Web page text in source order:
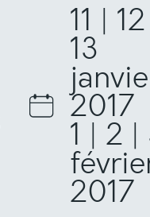
11 |
13
2017
1 | 2 |
2017